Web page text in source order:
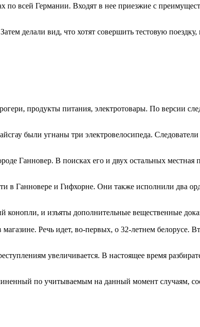
по всей Германии. Входят в нее приезжие с
делали вид, что хотят совершить тестовую
продукты питания, электротовары. По версии
были угнаны три электровелосипеда.
Ганновер. В поисках его и двух остальных местная
Ганновере и Гифхорне. Они также исполнили два
и изъяты дополнительные вещественные
Речь идет, во-первых, о 32-летнем белорусе.
увеличивается. В настоящее время
по учитываемым на данный момент случаям,